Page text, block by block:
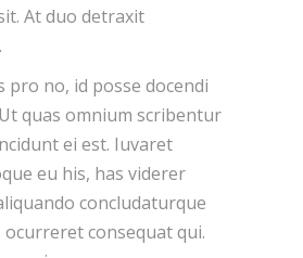
At duo detraxit
pro no, id posse docendi
quas omnium scribentur
ei est. Iuvaret
eu his, has viderer
concludaturque
ocurreret consequat qui.